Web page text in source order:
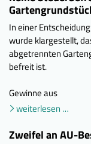
In einer
wurde klargestellt,
abgetrennten
befreit ist.
Gewinne aus
weiterlesen …
Zweifel an AU-